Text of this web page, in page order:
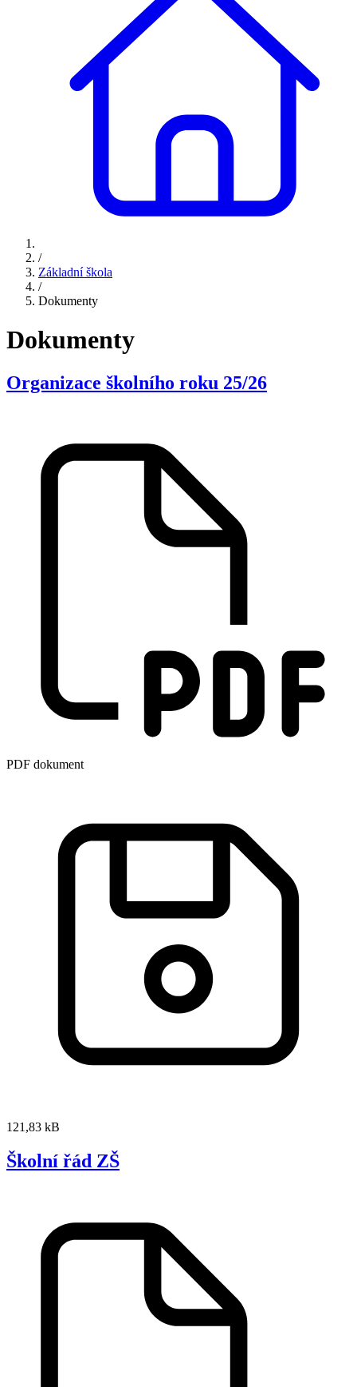
/
Základní škola
/
Dokumenty
Dokumenty
Organizace školního roku 25/26
PDF dokument
121,83 kB
Školní řád ZŠ